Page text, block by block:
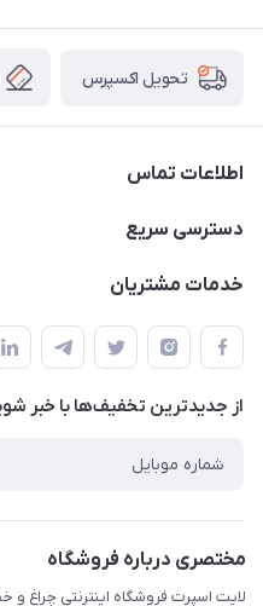
تحویل اکسپرس
اطلاعات تماس
09012926386
دسترسی سریع
حساب کاربری
لیست محصولات
درباره ما
خدمات مشتریان
قوانین و مقررات
حریم خصوصی
راهنما
از جدید‌ترین تخفیف‌ها با‌ خبر
مختصری درباره فروشگاه
لایت اسپرت فروشگاه اینترنتی چراغ و